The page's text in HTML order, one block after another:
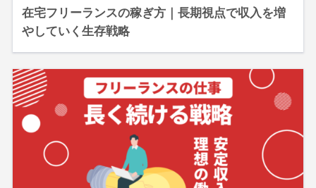
在宅フリーランスの稼ぎ方｜長期視点で収入を増
やしていく生存戦略